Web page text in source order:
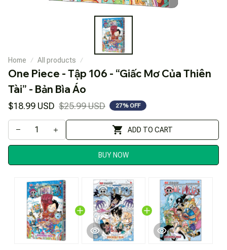
Home All products
One Piece - Tập 106 - “Giấc Mơ Của Thiên
Tài” - Bản Bìa Áo
$18.99 USD $25.99 USD 27% OFF
ADD TO CART
BUY NOW